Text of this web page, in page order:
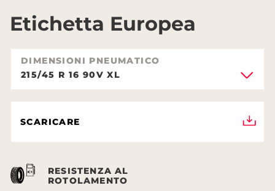
Etichetta Europea
DIMENSIONI PNEUMATICO
215/45 R 16 90V XL
SCARICARE
RESISTENZA AL
ROTOLAMENTO